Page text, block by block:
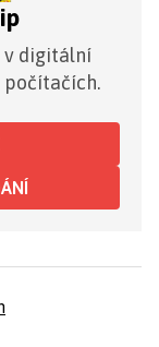
v digitální
počítačích.